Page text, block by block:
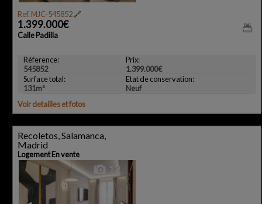
Ref. MJC-545852🔗
1.399.000€
Calle Padilla
Réference:
545852
Prix:
1.399.000€
Surface total:
131m²
Etat de conservation:
Neuf
Voir detailles et fotos
Recoletos, Salamanca,
Madrid
Logement En vente
12